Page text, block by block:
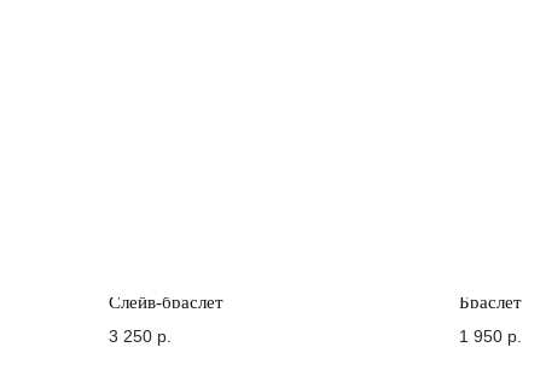
Слейв-браслет
3 250 р.
Браслет
1 950 р.